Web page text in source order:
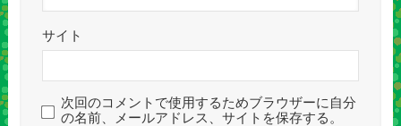
サイト
次回のコメントで使用するためブラウザーに自分
の名前、メールアドレス、サイトを保存する。